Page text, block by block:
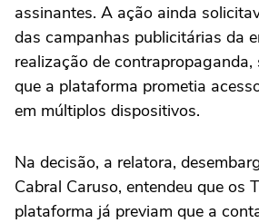
assinantes. A ação ainda
das campanhas publicitárias da
realização de
que a plataforma prometia
em múltiplos dispositivos.
Na decisão, a relatora,
Cabral Caruso, entendeu que os
plataforma já previam que a